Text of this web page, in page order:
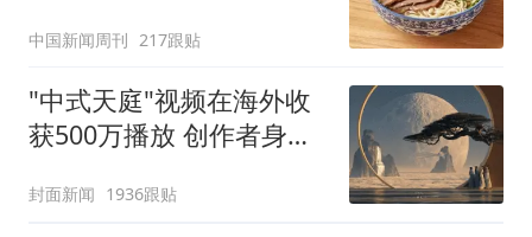
中国新闻周刊 217跟贴
"中式天庭"视频在海外收
获500万播放 创作者身份
封面新闻 1936跟贴